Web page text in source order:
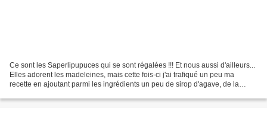
Ce sont les Saperlipupuces qui se sont régalées !!! Et nous aussi d'ailleurs...
Elles adorent les madeleines, mais cette fois-ci j'ai trafiqué un peu ma
recette en ajoutant parmi les ingrédients un peu de sirop d'agave, de la